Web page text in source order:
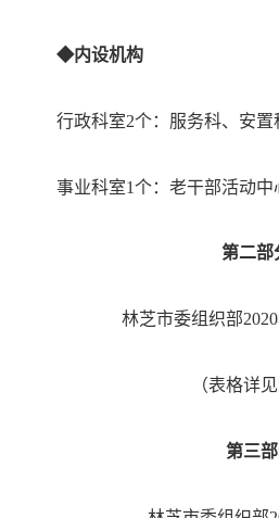
◆内设机构
行政科室2个： 服务科、安置
事业科室1个：老干部活动中
第二部
林芝市委组织部2020
（表格详
第三